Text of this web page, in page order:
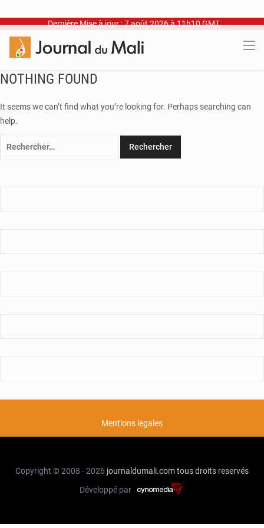
Dernière Mise à jour : 7 août 2026 à 11h10 GMT
NOTHING FOUND
It seems we can’t find what you’re looking for. Perhaps searching can
help.
Mentions legales
Copyright © 2008 - 2026 journaldumali.comtous droits reservés
Développé par